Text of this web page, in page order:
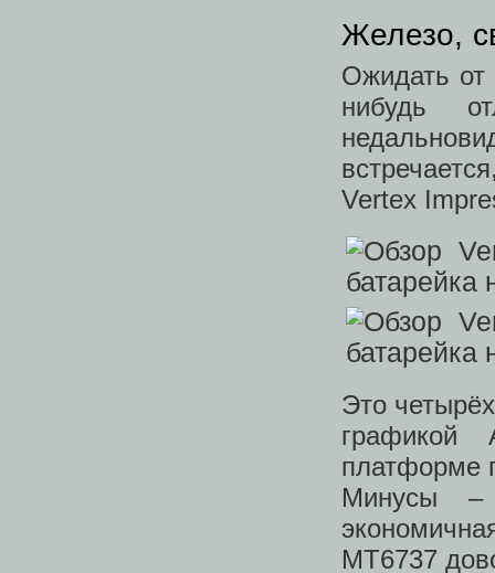
Железо,
Ожидать от
нибудь
Vertex
Это
графикой
платформе
Минусы –
MT6737